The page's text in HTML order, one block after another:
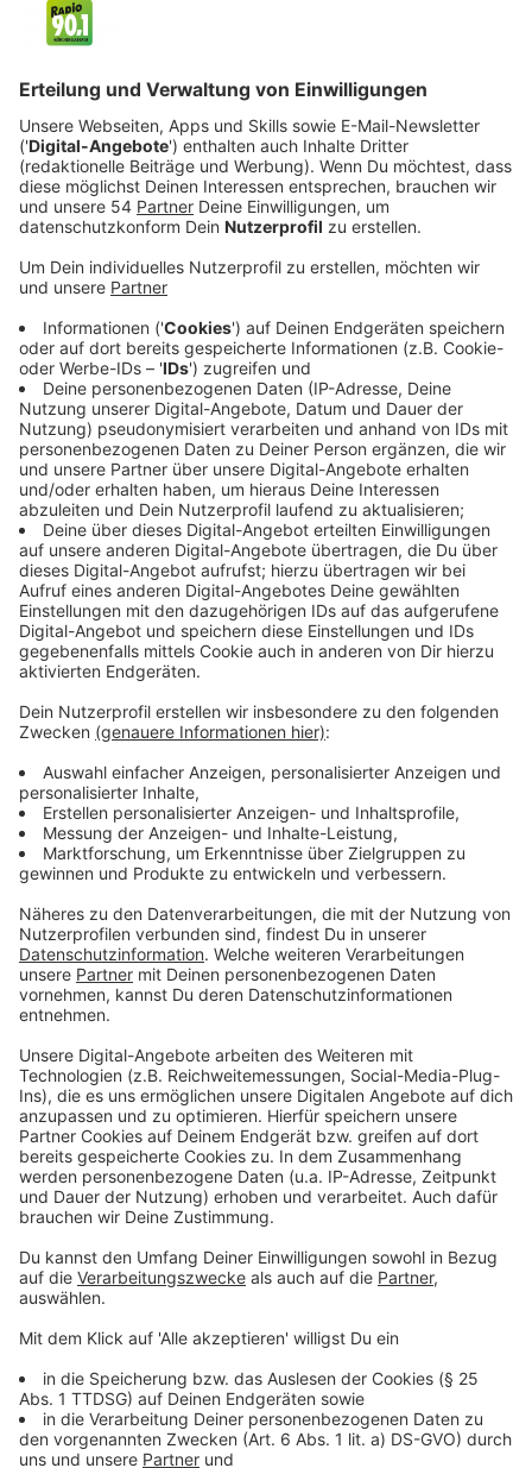
FREIE WÄHLER 0,25 %
Einzelbewerber Jansen, Erik 0,04 %
Volt 1,16 %
WerteUnion 0,13 %
19:00 Uhr: So sieht es eine Stunde nach Schließen
der Wahllokale bei der OB-Wahl aus
Dr. Christof Wellens, CDU 26,43 %
Felix Wolfgang Heinrichs, SPD 42,58 %
Marcel Klotz, GRÜNE 3,28 %
Michael Hans-Joachim Immel, AfD 17,68 %
Reiner Gutowski, FDP 1,42 %
Sebastian Merkens, Die Linke 4,06 %
Martin Hans Sonneborn, Die PARTEI 2,50 %
Michael Helmut Engel, Einzelbewerber 1,20 %
Jannik Andreas Kontalis, Einzelbewerber 0,85 %
18:45 Uhr:Die AfD legt sowohl bei der OB-Wahl als
auch im Stadtrat nach der aktuellen Auszählung
deutlich zu im Vergleich zur letzten Wahl. Die Grünen
verlieren deutlich, auch die CDU verliert etwas. Bei der
SPD gibt es ein leichtes Plus.
18:35 Uhr:Es sind noch nicht alle Stimmen ausgezählt
aber aktuell erste Trends ab: Die SPD liegt bei der OB-
Wahl und im Stadtrat vorne, CDU und AfD liegen
dahinter.
18:30 Uhr: So sieht die Verteilung im Stadtrat
CDU 11,96 %
SPD 29,35 %
GRÜNE 8,70 %
AfD 18,48 %